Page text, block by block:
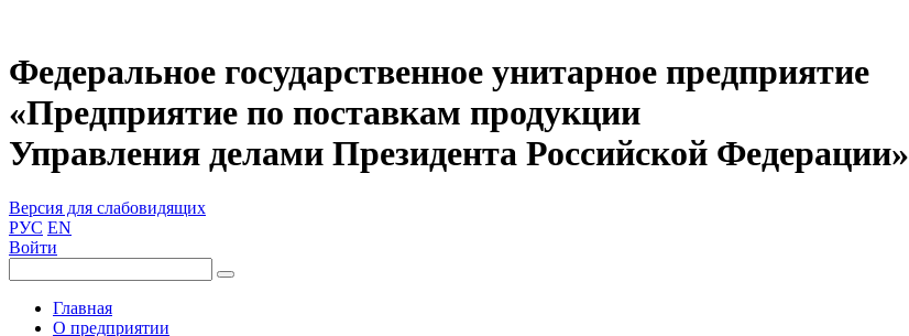
Федеральное государственное унитарное предприятие
«Предприятие по поставкам продукции
Управления делами Президента Российской Федерации»
Версия для слабовидящих
РУС EN
Войти
Главная
О предприятии